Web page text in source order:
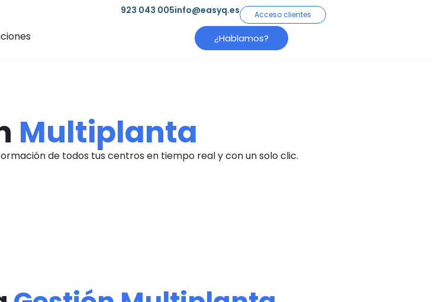
923 043 005info@easyq.es Acceso clientes
¿Hablamos?
Multiplanta
de todos tus centros en tiempo real y con un solo clic.